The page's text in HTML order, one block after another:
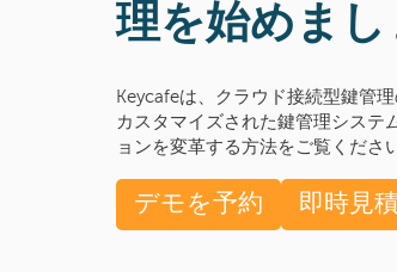
理を始めまし
Keycafeは、クラウド接続型鍵管
カスタマイズされた鍵管理システ
ョンを変革する方法をご覧くださ
デモを予約 即時見